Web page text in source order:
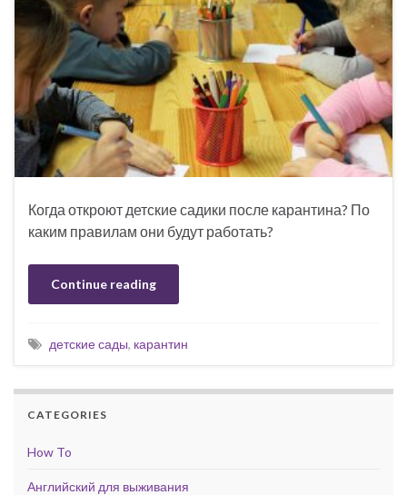
Когда откроют детские садики после карантина? По
каким правилам они будут работать?
Continue reading
детские сады, карантин
CATEGORIES
How To
Английский для выживания